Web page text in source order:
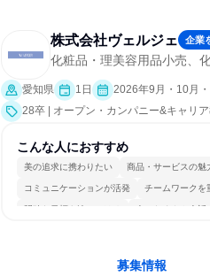
株式会社ヴェルジェ 企業
化粧品・理美容用品小売、
愛知県 1日
2026年9月・10月
28卒 | オープン・カンパニー&キャリ
こんな人におすすめ
美の追求に携わりたい 商品・サービスの魅
コミュニケーションが活発 チームワークを
明確な目標を追いかける 人とたくさん会話
募集情報